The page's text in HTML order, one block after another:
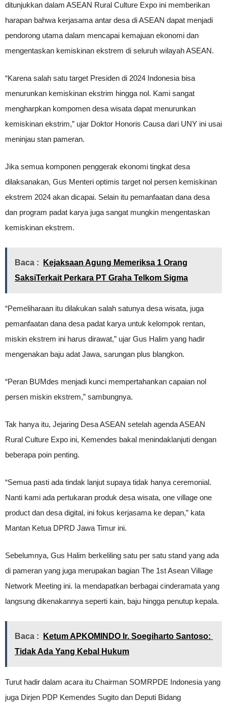
ditunjukkan dalam ASEAN Rural Culture Expo ini memberikan
harapan bahwa kerjasama antar desa di ASEAN dapat menjadi
pendorong utama dalam mencapai kemajuan ekonomi dan
mengentaskan kemiskinan ekstrem di seluruh wilayah ASEAN.
“Karena salah satu target Presiden di 2024 Indonesia bisa
menurunkan kemiskinan ekstrim hingga nol. Kami sangat
mengharpkan kompomen desa wisata dapat menurunkan
kemiskinan ekstrim,” ujar Doktor Honoris Causa dari UNY ini usai
meninjau stan pameran.
Jika semua komponen penggerak ekonomi tingkat desa
dilaksanakan, Gus Menteri optimis target nol persen kemiskinan
ekstrem 2024 akan dicapai. Selain itu pemanfaatan dana desa
dan program padat karya juga sangat mungkin mengentaskan
kemiskinan ekstrem.
Baca :
Kejaksaan Agung Memeriksa 1 Orang
SaksiTerkait Perkara PT Graha Telkom Sigma
“Pemeliharaan itu dilakukan salah satunya desa wisata, juga
pemanfaatan dana desa padat karya untuk kelompok rentan,
miskin ekstrem ini harus dirawat,” ujar Gus Halim yang hadir
mengenakan baju adat Jawa, sarungan plus blangkon.
“Peran BUMdes menjadi kunci mempertahankan capaian nol
persen miskin ekstrem,” sambungnya.
Tak hanya itu, Jejaring Desa ASEAN setelah agenda ASEAN
Rural Culture Expo ini, Kemendes bakal menindaklanjuti dengan
beberapa poin penting.
“Semua pasti ada tindak lanjut supaya tidak hanya ceremonial.
Nanti kami ada pertukaran produk desa wisata, one village one
product dan desa digital, ini fokus kerjasama ke depan,” kata
Mantan Ketua DPRD Jawa Timur ini.
Sebelumnya, Gus Halim berkeliling satu per satu stand yang ada
di pameran yang juga merupakan bagian The 1st Asean Village
Network Meeting ini. Ia mendapatkan berbagai cinderamata yang
langsung dikenakannya seperti kain, baju hingga penutup kepala.
Baca :
Ketum APKOMINDO Ir. Soegiharto Santoso:
Tidak Ada Yang Kebal Hukum
Turut hadir dalam acara itu Chairman SOMRPDE Indonesia yang
juga Dirjen PDP Kemendes Sugito dan Deputi Bidang